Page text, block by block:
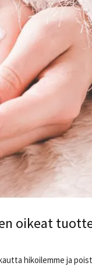
oikeat
hikoilemme ja